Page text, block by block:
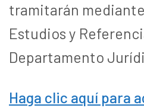
tramitarán
Estudios y
Departamento
Haga clic aquí para